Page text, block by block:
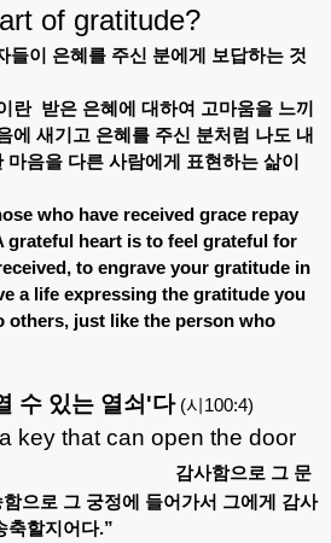
of gratitude?
들이 은혜를 주신 분에게 보답하는 것
란 받은 은혜에 대하여 고마움을 느끼
에 새기고 은혜를 주신 분처럼 나도 내
마음을 다른 사람에게 표현하는 삶이
who have received grace repay
grateful heart is to feel grateful for
to engrave your gratitude in
a life expressing the gratitude you
others, just like the person who
수 있는 열쇠 '다(시 100:4)
key that can open the door
감사함으로 그 문
으로 그 궁정에 들어가서 그에게
감사
축할지어다.”